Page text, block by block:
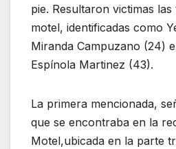
pie. Resultaron victimas
motel, identificadas como
Miranda Campuzano (24)
Espínola Martinez (43).
La primera mencionada,
que se encontraba en la
Motel,ubicada en la parte